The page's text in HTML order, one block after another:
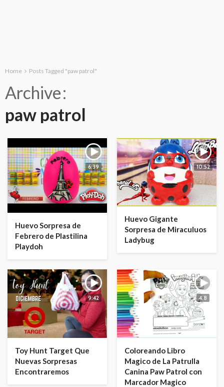
Home Posts Tagged "paw patrol"
Archive
paw patrol
6:39
Huevo Sorpresa de
Febrero de Plastilina
Playdoh
10:52
Huevo Gigante
Sorpresa de Miraculuos
Ladybug
9:42
Toy Hunt Target Que
Nuevas Sorpresas
Encontraremos
4:8
Coloreando Libro
Magico de La Patrulla
Canina Paw Patrol con
Marcador Magico